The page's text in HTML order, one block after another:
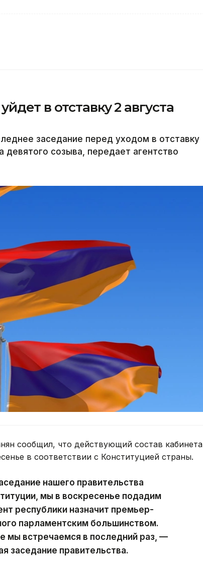
в отставку 2 августа
заседание перед уходом в отставку
созыва, передает агентство
сообщил, что действующий состав кабинета
в соответствии с Конституцией страны.
нашего правительства
мы в воскресенье подадим
республики назначит премьер-
парламентским большинством.
мы встречаемся в последний раз, —
заседание правительства.